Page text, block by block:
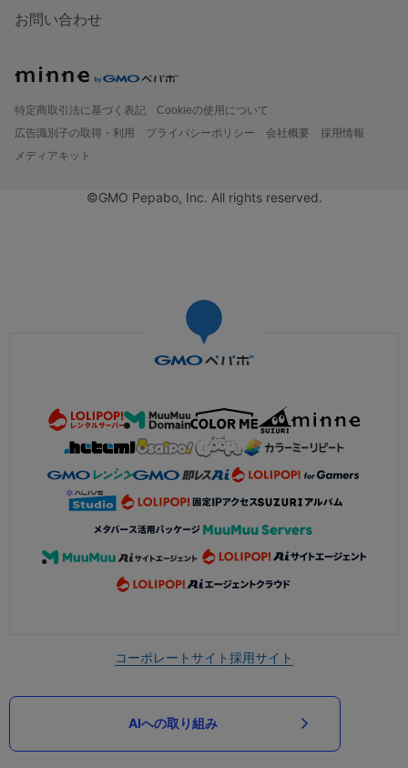
お問い合わせ
特定商取引法に基づく表記
Cookieの使用について
広告識別子の取得・利用
プライバシーポリシー 会社概要
採用情報
メディアキット
©GMO Pepabo, Inc. All rights reserved.
コーポレートサイト採用サイト
AIへの取り組み